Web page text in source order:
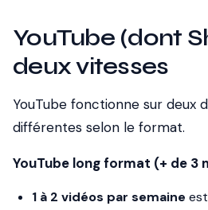
YouTube (dont
deux vitesses
YouTube fonctionne sur deux
différentes selon le format.
YouTube long format (+ de 3
1 à 2 vidéos par semaine